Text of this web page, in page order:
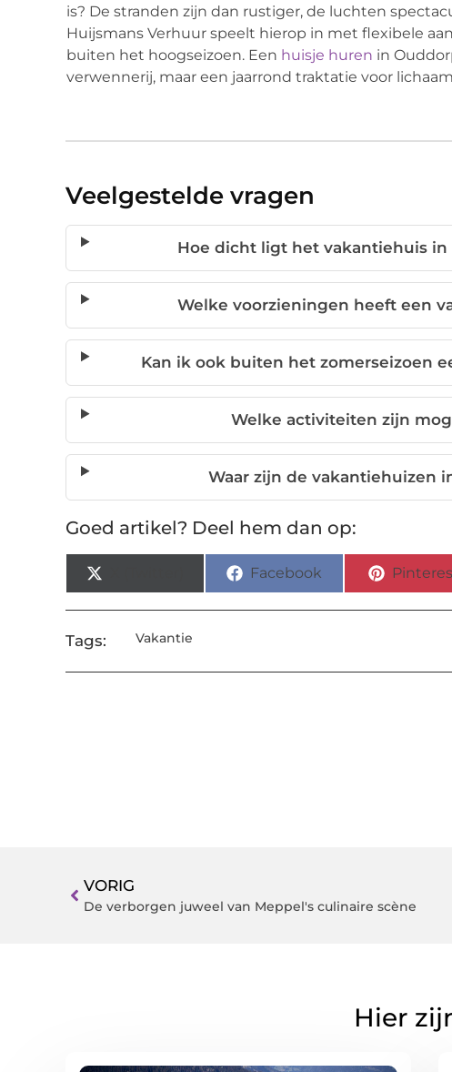
is? De stranden zijn dan rustiger, de luchten
Huijsmans Verhuur speelt hierop in met flexibele
buiten het hoogseizoen. Een huisje huren in
verwennerij, maar een jaarrond traktatie voor
Veelgestelde vragen
Hoe dicht ligt het vakantiehuis
Welke voorzieningen heeft een
Kan ik ook buiten het zomerseizoen
Welke activiteiten zijn
Waar zijn de vakantiehuizen
Goed artikel? Deel hem dan op:
Facebook
Tags: Vakantie
VORIG
De verborgen juweel van Meppel's culinaire scène
Hier